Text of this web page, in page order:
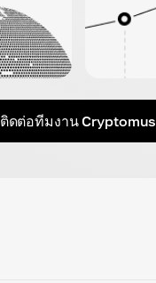
ติดต่อทีมงาน Cryptomus